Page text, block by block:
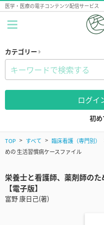
医学・医療の電子コンテンツ配信サービス
カテゴリー
ログイ
初
TOP すべて 臨床看護（専門別）
めの 生活習慣病ケースファイル
栄養士と看護師、薬剤師の
【電子版】
富野 康日己(著)